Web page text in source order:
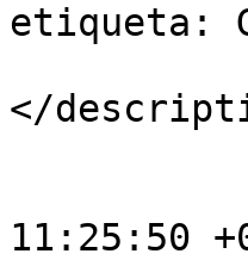
etiqueta:
</
11:25:50